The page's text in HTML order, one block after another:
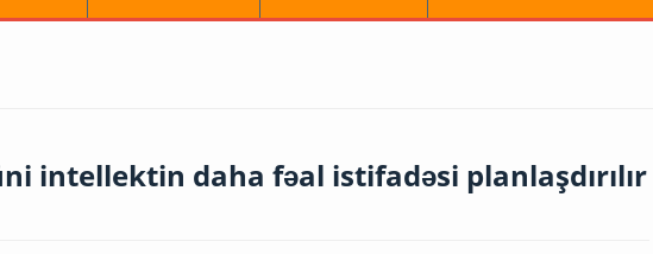
intellektin daha fəal istifadəsi planlaşdırılır